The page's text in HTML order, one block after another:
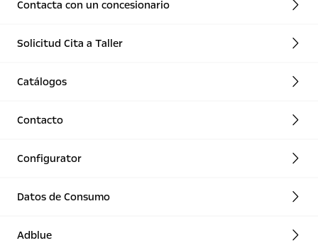
Contacta con un concesionario
Solicitud Cita a Taller
Catálogos
Contacto
Configurator
Datos de Consumo
Adblue